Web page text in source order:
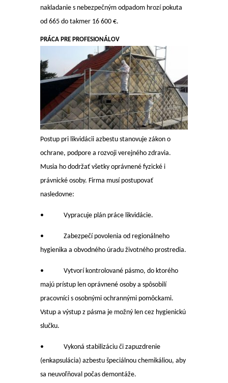
nakladanie s nebezpečným odpadom hrozí pokuta
od 665 do takmer 16 600 €.
PRÁCA PRE PROFESIONÁLOV
Postup pri likvidácii azbestu stanovuje zákon o
ochrane, podpore a rozvoji verejného zdravia.
Musia ho dodržať všetky oprávnené fyzické i
právnické osoby. Firma musí postupovať
nasledovne:
• Vypracuje plán práce likvidácie.
• Zabezpečí povolenia od regionálneho
hygienika a obvodného úradu životného prostredia.
• Vytvorí kontrolované pásmo, do ktorého
majú prístup len oprávnené osoby a spôsobilí
pracovníci s osobnými ochrannými pomôckami.
Vstup a výstup z pásma je možný len cez hygienickú
slučku.
• Vykoná stabilizáciu či zapuzdrenie
(enkapsulácia) azbestu špeciálnou chemikáliou, aby
sa neuvoľňoval počas demontáže.